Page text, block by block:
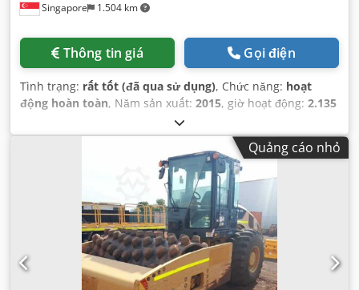
Singapore 1.504 km
Thông tin giá Gọi điện
Tình trạng: rất tốt (đã qua sử dụng), Chức năng: hoạt
động hoàn toàn, Năm sản xuất: 2015, giờ hoạt động: 2.135
CAT0308EPMY201796
Quảng cáo nhỏ